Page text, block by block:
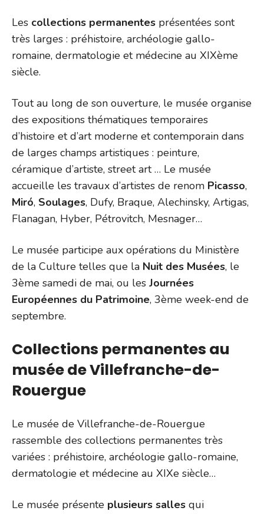
Les collections permanentes présentées sont
très larges : préhistoire, archéologie gallo-
romaine, dermatologie et médecine au XIXème
siècle.
Tout au long de son ouverture, le musée organise
des expositions thématiques temporaires
d’histoire et d’art moderne et contemporain dans
de larges champs artistiques : peinture,
céramique d’artiste, street art … Le musée
accueille les travaux d’artistes de renom Picasso,
Miró, Soulages, Dufy, Braque, Alechinsky, Artigas,
Flanagan, Hyber, Pétrovitch, Mesnager…
Le musée participe aux opérations du Ministère
de la Culture telles que la Nuit des Musées, le
3ème samedi de mai, ou les Journées
Européennes du Patrimoine, 3ème week-end de
septembre.
Collections permanentes au
musée de Villefranche-de-
Rouergue
Le musée de Villefranche-de-Rouergue
rassemble des collections permanentes très
variées : préhistoire, archéologie gallo-romaine,
dermatologie et médecine au XIXe siècle…
Le musée présente plusieurs salles qui